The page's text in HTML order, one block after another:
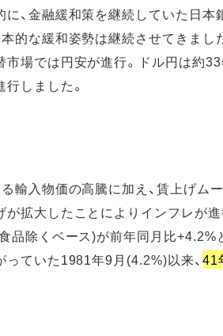
、金融緩和策を継続していた日本
本的な緩和姿勢は継続させてきまし
市場では円安が進行。ドル円は約
しました。
輸入物価の高騰に加え、賃上げム
が拡大したことによりインフレが
品除くベース)が前年同月比+4.2%
ていた1981年9月(4.2%)以来、41